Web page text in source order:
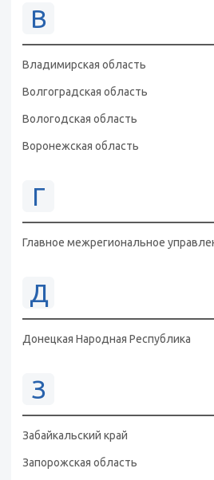
В
Владимирская область
Волгоградская область
Вологодская область
Воронежская область
Г
Главное межрегиональное
Д
Донецкая Народная Республика
З
Забайкальский край
Запорожская область